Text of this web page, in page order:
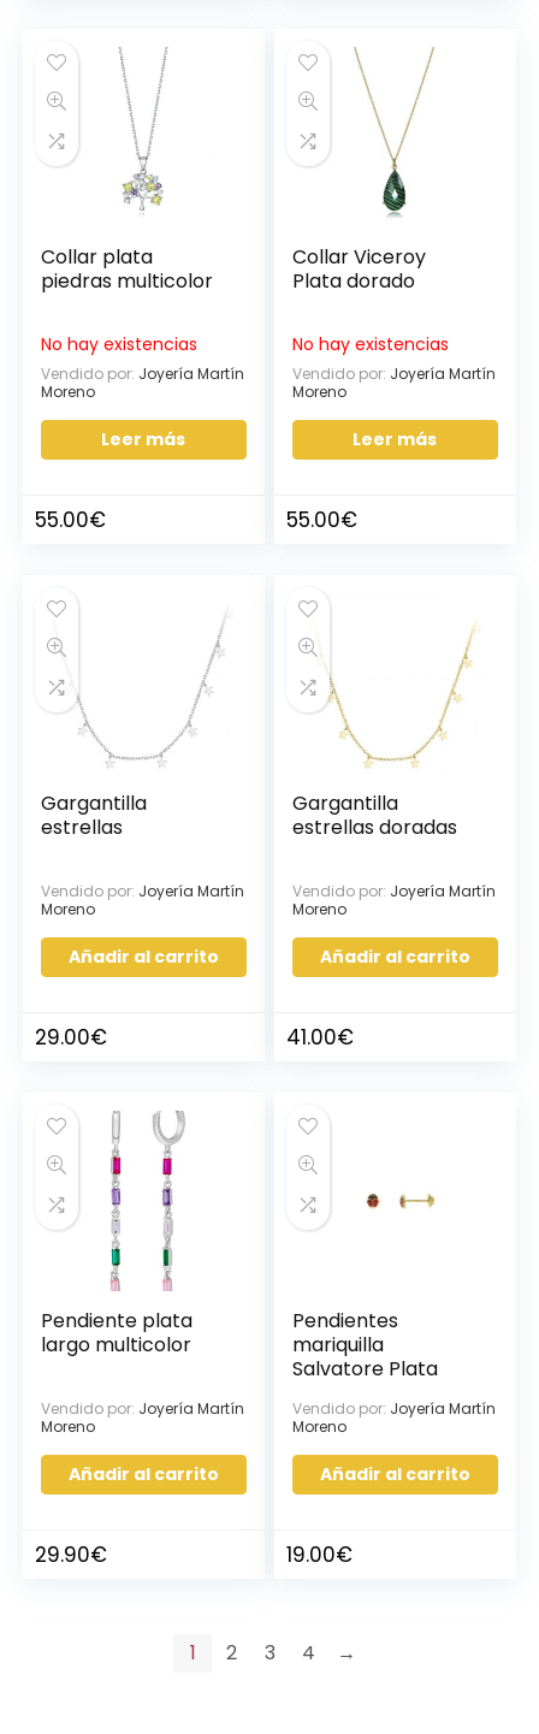
Collar plata
piedras multicolor
No hay existencias
Vendido por: Joyería Martín
Moreno
Leer más
55.00€
Collar Viceroy
Plata dorado
No hay existencias
Vendido por: Joyería Martín
Moreno
Leer más
55.00€
Gargantilla
estrellas
Vendido por: Joyería Martín
Moreno
Añadir al carrito
29.00€
Gargantilla
estrellas doradas
Vendido por: Joyería Martín
Moreno
Añadir al carrito
41.00€
Pendiente plata
largo multicolor
Vendido por: Joyería Martín
Moreno
Añadir al carrito
29.90€
Pendientes
mariquilla
Salvatore Plata
Vendido por: Joyería Martín
Moreno
Añadir al carrito
19.00€
1 2 3 4 →